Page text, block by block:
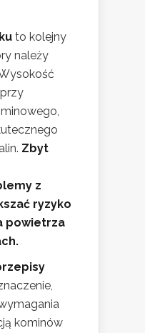
to kolejny
należy
Zbyt
z
ryzyko
powietrza
kominów